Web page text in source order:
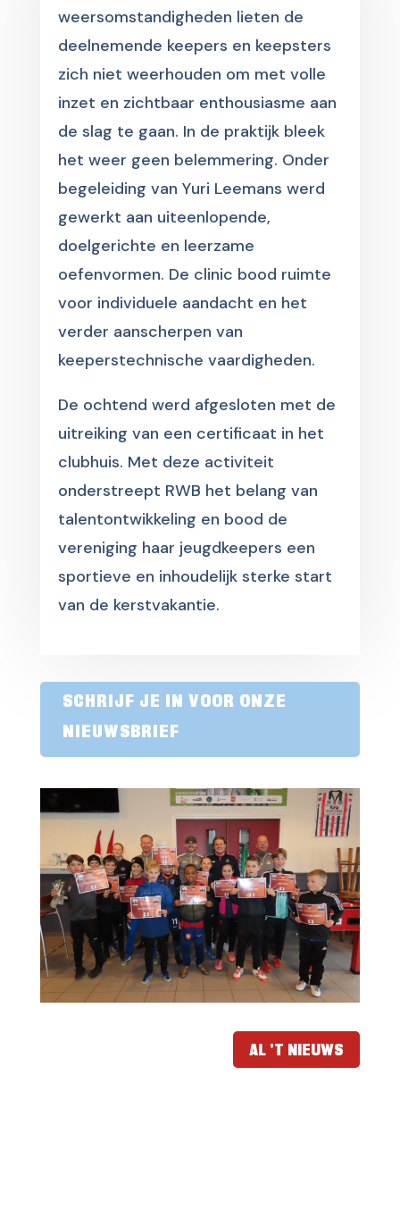
weersomstandigheden lieten de
deelnemende keepers en keepsters
zich niet weerhouden om met volle
inzet en zichtbaar enthousiasme aan
de slag te gaan. In de praktijk bleek
het weer geen belemmering. Onder
begeleiding van Yuri Leemans werd
gewerkt aan uiteenlopende,
doelgerichte en leerzame
oefenvormen. De clinic bood ruimte
voor individuele aandacht en het
verder aanscherpen van
keeperstechnische vaardigheden.
De ochtend werd afgesloten met de
uitreiking van een certificaat in het
clubhuis. Met deze activiteit
onderstreept RWB het belang van
talentontwikkeling en bood de
vereniging haar jeugdkeepers een
sportieve en inhoudelijk sterke start
van de kerstvakantie.
SCHRIJF JE IN VOOR ONZE
NIEUWSBRIEF
AL 'T NIEUWS